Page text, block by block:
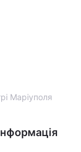
Маріуполя